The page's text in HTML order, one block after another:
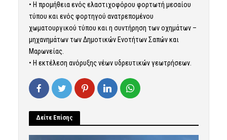
• Η προμήθεια ενός ελαστιχοφόρου φορτωτή μεσαίου
τύπου και ενός φορτηγού ανατρεπομένου
χωματουργικού τύπου και η συντήρηση των οχημάτων –
μηχανημάτων των Δημοτικών Ενοτήτων Σαπών και
Μαρωνείας.
• Η εκτέλεση ανόρυξης νέων υδρευτικών γεωτρήσεων.
Δείτε Επίσης